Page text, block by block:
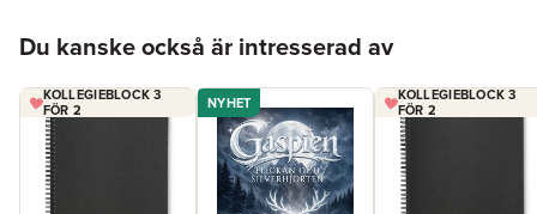
Du kanske också är intresserad av
KOLLEGIEBLOCK 3
FÖR 2
NYHET
KOLLEGIEBLOCK 3
FÖR 2